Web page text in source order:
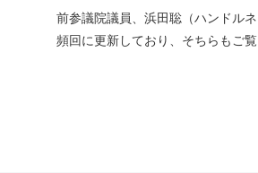
前参議院議員、浜田聡（ハンドル
頻回に更新しており、そちらもご